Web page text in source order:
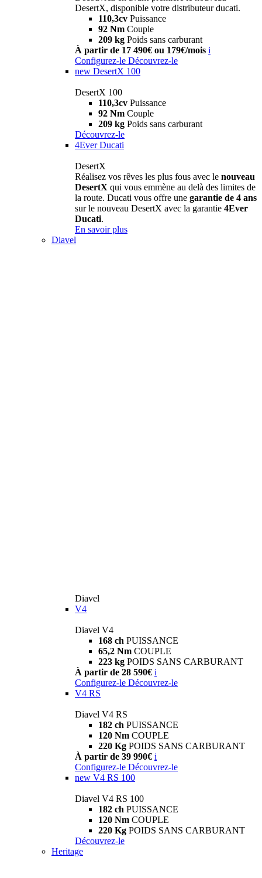
DesertX, disponible votre distributeur ducati.
110,3cv Puissance
92 Nm Couple
209 kg Poids sans carburant
À partir de 17 490€ ou 179€/mois i
Configurez-le Découvrez-le
new DesertX 100
DesertX 100
110,3cv Puissance
92 Nm Couple
209 kg Poids sans carburant
Découvrez-le
4Ever Ducati
DesertX
Réalisez vos rêves les plus fous avec le nouveau
DesertX qui vous emmène au delà des limites de
la route. Ducati vous offre une garantie de 4 ans
sur le nouveau DesertX avec la garantie 4Ever
Ducati.
En savoir plus
Diavel
Diavel
V4
Diavel V4
168 ch PUISSANCE
65,2 Nm COUPLE
223 kg POIDS SANS CARBURANT
À partir de 28 590€ i
Configurez-le Découvrez-le
V4 RS
Diavel V4 RS
182 ch PUISSANCE
120 Nm COUPLE
220 Kg POIDS SANS CARBURANT
À partir de 39 990€ i
Configurez-le Découvrez-le
new V4 RS 100
Diavel V4 RS 100
182 ch PUISSANCE
120 Nm COUPLE
220 Kg POIDS SANS CARBURANT
Découvrez-le
Heritage